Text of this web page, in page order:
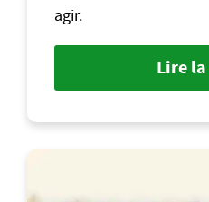
agir.
Lire